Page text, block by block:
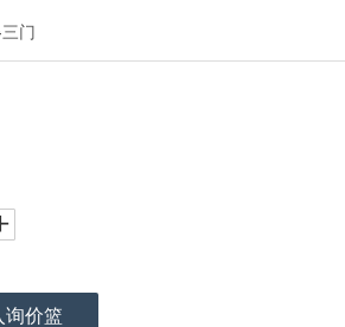
门
询价篮